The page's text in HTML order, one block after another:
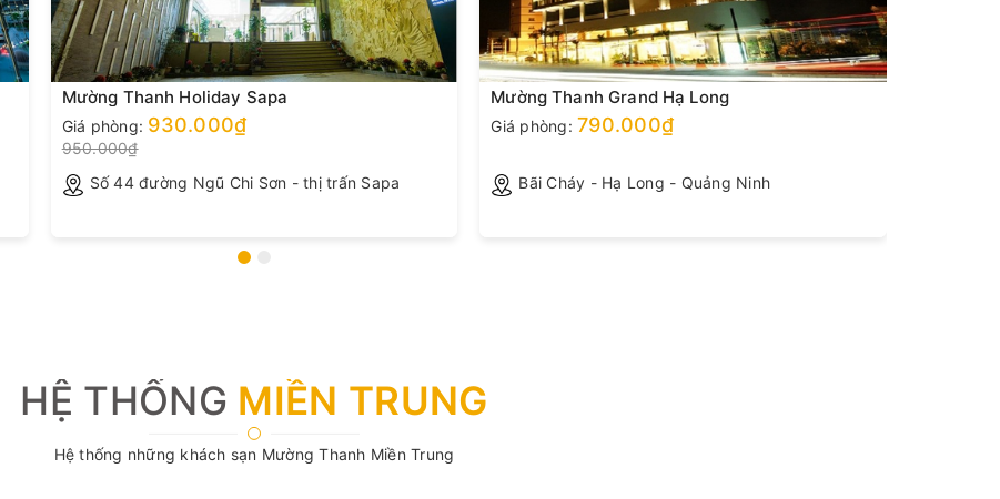
Mường Thanh Holiday Sapa
Giá phòng: 930.000₫
950.000₫
Số 44 đường Ngũ Chi Sơn - thị trấn Sapa
Mường Thanh Grand Hạ Long
Giá phòng: 790.000₫
Bãi Cháy - Hạ Long - Quảng Ninh
HỆ THỐNG MIỀN TRUNG
Hệ thống những khách sạn Mường Thanh Miền Trung